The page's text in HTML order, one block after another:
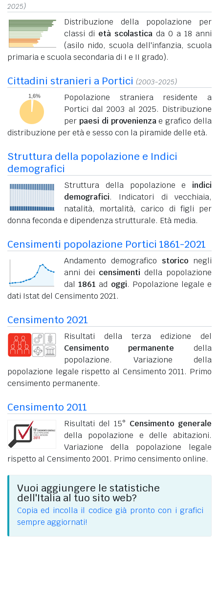
2025)
Distribuzione della popolazione per
classi di età scolastica da 0 a 18 anni
(asilo nido, scuola dell'infanzia, scuola
primaria e scuola secondaria di I e II grado).
Cittadini stranieri a Portici (2003-2025)
Popolazione straniera residente a
Portici dal 2003 al 2025. Distribuzione
per paesi di provenienzae grafico della
distribuzione per età e sesso con la piramide delle età.
Struttura della popolazione e Indici
demografici
Struttura della popolazione e indici
demografici. Indicatori di vecchiaia,
natalità, mortalità, carico di figli per
donna feconda e dipendenza strutturale. Età media.
Censimenti popolazione Portici 1861-2021
Andamento demografico storico negli
anni dei censimenti della popolazione
dal1861 ad oggi. Popolazione legale e
dati Istat del Censimento 2021.
Censimento 2021
Risultati della terza edizione del
Censimento permanente della
popolazione. Variazione della
popolazione legale rispetto al Censimento 2011. Primo
censimento permanente.
Censimento 2011
Risultati del 15° Censimento generale
della popolazione e delle abitazioni.
Variazione della popolazione legale
rispetto al Censimento 2001. Primo censimento online.
Vuoi aggiungere le statistiche
dell'Italia al tuo sito web?
Copia ed incolla il codice già pronto con i grafici
sempre aggiornati!